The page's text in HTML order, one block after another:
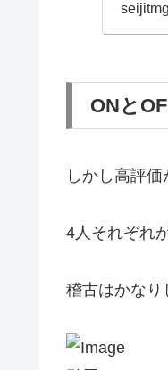
ONと
しかし高評価
4人それぞれ
稽古はかなり